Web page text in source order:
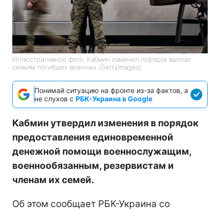
Иллюстративное фото: Кабмин изменил порядок выплат
семьям погибших военных (GettyImages)
Понимай ситуацию на фронте из-за фактов, а
не слухов с РБК-Украина в Google
Кабмин утвердил изменения в порядок
предоставления единовременной
денежной помощи военнослужащим,
военнообязанным, резервистам и
членам их семей.
Об этом сообщает РБК-Украина со